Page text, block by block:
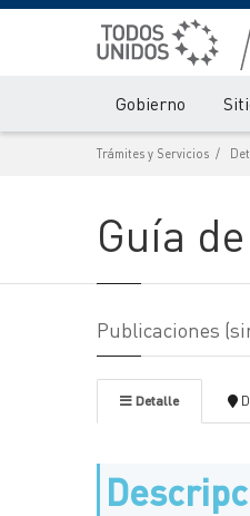
Gobierno
Trámites y Servicios
Guía
Publicaciones
Detalle